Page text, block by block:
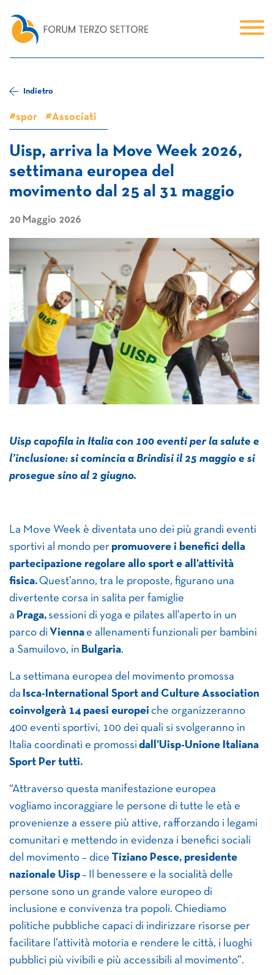
Indietro
#spor #Associati
Uisp, arriva la Move Week 2026,
settimana europea del
movimento dal 25 al 31 maggio
20 Maggio 2026
Uisp capofila in Italia con 100 eventi per la salute e
l’inclusione: si comincia a Brindisi il 25 maggio e si
prosegue sino al 2 giugno.
La Move Week è diventata uno dei più grandi eventi
sportivi al mondo per promuovere i benefici della
partecipazione regolare allo sport e all’attività
fisica.Quest’anno, tra le proposte, figurano una
divertente corsa in salita per famiglie
a Praga,sessioni di yoga e pilates all’aperto in un
parco di Vienna e allenamenti funzionali per bambini
a Samuilovo, in Bulgaria.
La settimana europea del movimento promossa
da Isca-International Sport and Culture Association
coinvolgerà 14 paesi europei che organizzeranno
400 eventi sportivi, 100 dei quali si svolgeranno in
Italia coordinati e promossi dall’Uisp-Unione Italiana
Sport Per tutti.
“Attraverso questa manifestazione europea
vogliamo incoraggiare le persone di tutte le età e
provenienze a essere più attive, rafforzando i legami
comunitari e mettendo in evidenza i benefici sociali
del movimento – dice Tiziano Pesce, presidente
nazionale Uisp – Il benessere e la socialità delle
persone sono un grande valore europeo di
inclusione e convivenza tra popoli. Chiediamo
politiche pubbliche capaci di indirizzare risorse per
facilitare l’attività motoria e rendere le città, i luoghi
pubblici più vivibili e più accessibili al movimento”.